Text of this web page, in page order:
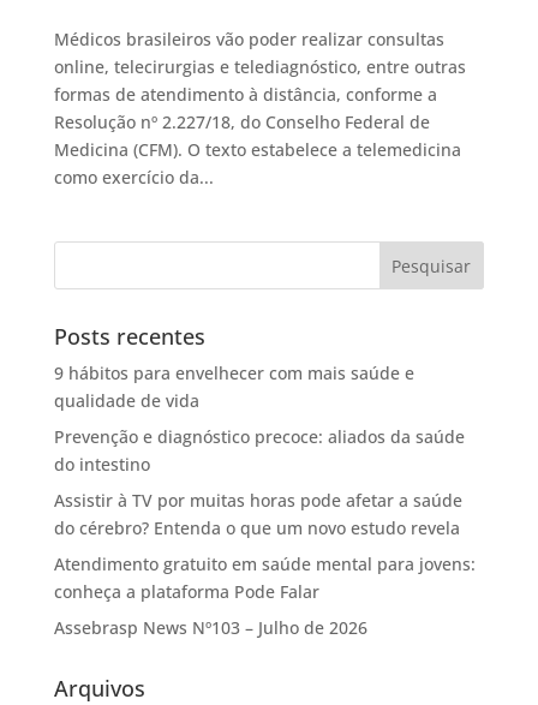
Médicos brasileiros vão poder realizar consultas
online, telecirurgias e telediagnóstico, entre outras
formas de atendimento à distância, conforme a
Resolução nº 2.227/18, do Conselho Federal de
Medicina (CFM). O texto estabelece a telemedicina
como exercício da...
Posts recentes
9 hábitos para envelhecer com mais saúde e
qualidade de vida
Prevenção e diagnóstico precoce: aliados da saúde
do intestino
Assistir à TV por muitas horas pode afetar a saúde
do cérebro? Entenda o que um novo estudo revela
Atendimento gratuito em saúde mental para jovens:
conheça a plataforma Pode Falar
Assebrasp News Nº103 – Julho de 2026
Arquivos